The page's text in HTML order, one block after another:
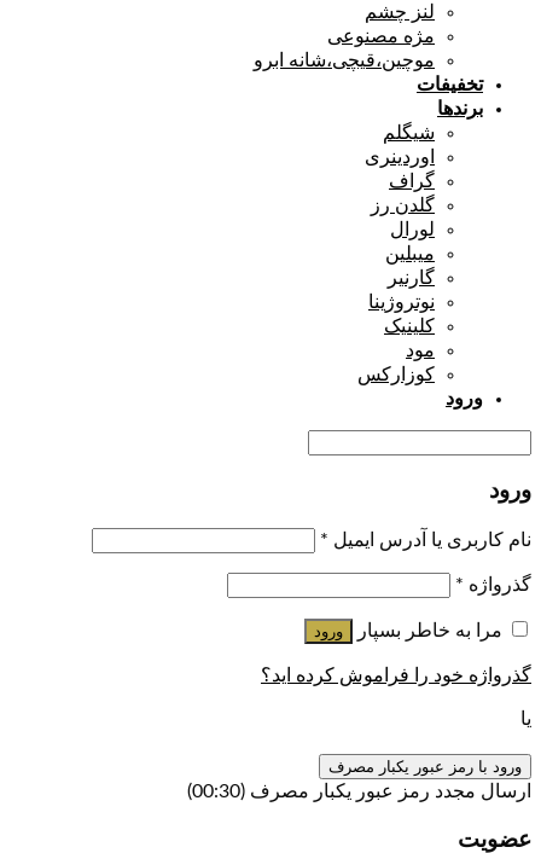
لنز چشم
مژه مصنوعی
موچین،قیچی،شانه ابرو
تخفیفات
برندها
شیگلم
اوردینری
گراف
گلدن رز
لورال
میبلین
گارنیر
نوتروژینا
کلینیک
مود
کوزارکس
ورود
ورود
نام کاربری یا آدرس ایمیل *
گذرواژه *
مرا به خاطر بسپار ورود
گذرواژه خود را فراموش کرده اید؟
یا
ورود با رمز عبور یکبار مصرف
ارسال مجدد رمز عبور یکبار مصرف (00:
30
)
عضویت